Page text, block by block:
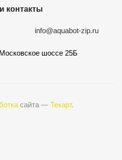
контакты
info@aquabot-zip.ru
шоссе 25Б
сайта — Текарт.